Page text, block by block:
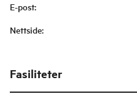
E-post:
Nettside:
Fasiliteter